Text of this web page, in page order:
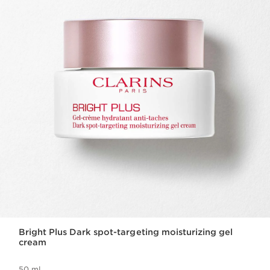
Bright Plus Dark spot-targeting moisturizing gel
cream